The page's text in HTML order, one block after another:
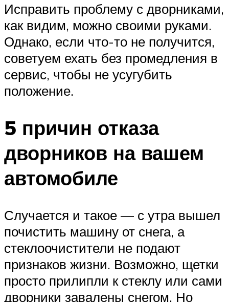
Исправить проблему с дворниками,
как видим, можно своими руками.
Однако, если что-то не получится,
советуем ехать без промедления в
сервис, чтобы не усугубить
положение.
5 причин отказа
дворников на вашем
автомобиле
Случается и такое — с утра вышел
почистить машину от снега, а
стеклоочистители не подают
признаков жизни. Возможно, щетки
просто прилипли к стеклу или сами
дворники завалены снегом. Но